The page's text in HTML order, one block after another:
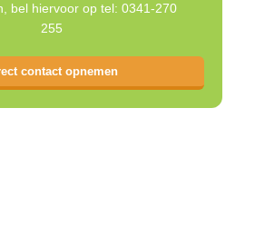
bel hiervoor op tel: 0341-270
255
contact opnemen